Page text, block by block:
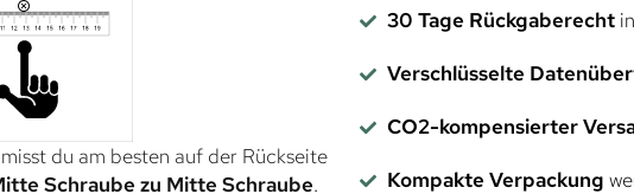
du am besten auf der Rückseite
Schraube zu Mitte Schraube.
30 Tage Rückgaberecht
Verschlüsselte
CO2-kompensierter
Kompakte Verpackung